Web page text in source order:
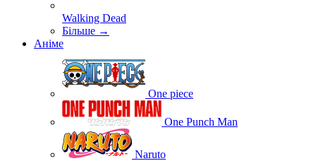
Walking Dead
Більше →
Аніме
One piece
One Punch Man
Naruto